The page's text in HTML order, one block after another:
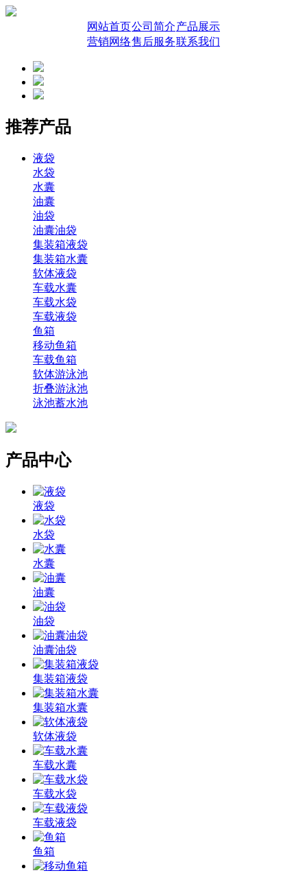
网站首页公司简介产品展示
营销网络售后服务联系我们
推荐产品
液袋
水袋
水囊
油囊
油袋
油囊油袋
集装箱液袋
集装箱水囊
软体液袋
车载水囊
车载水袋
车载液袋
鱼箱
移动鱼箱
车载鱼箱
软体游泳池
折叠游泳池
泳池蓄水池
产品中心
液袋
水袋
水囊
油囊
油袋
油囊油袋
集装箱液袋
集装箱水囊
软体液袋
车载水囊
车载水袋
车载液袋
鱼箱